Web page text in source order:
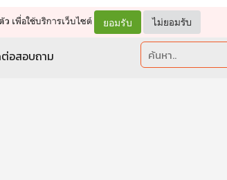
ารต่อ
ว เพื่อใช้บริการเว็บไซต์ ยอมรับ ไม่ยอมรับ
อสอบถาม